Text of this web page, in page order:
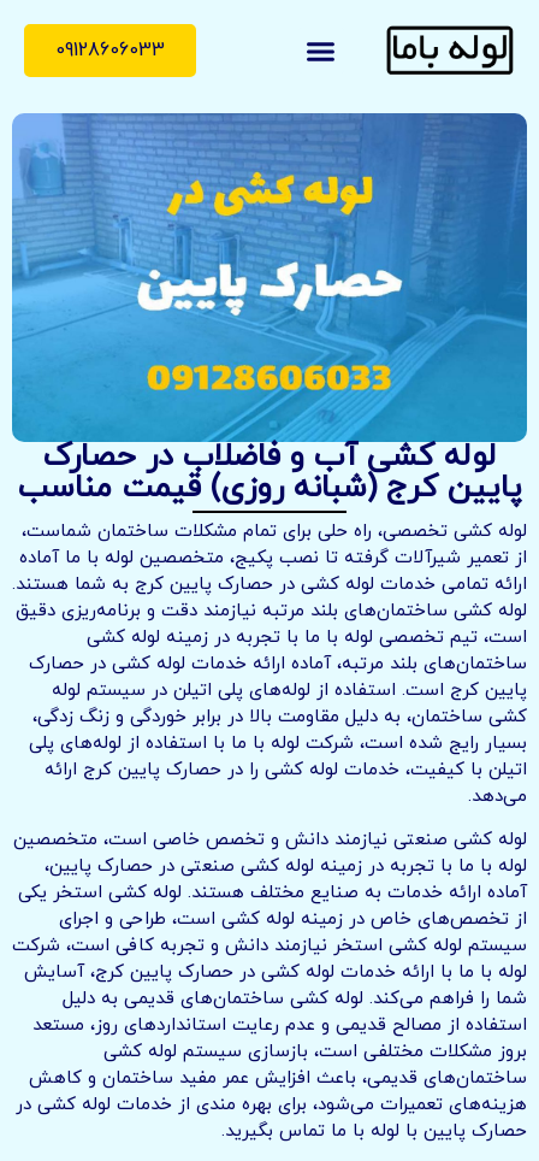
09128606033
لوله کشی آب و فاضلاب در حصارک
پایین کرج (شبانه روزی) قیمت مناسب
لوله کشی تخصصی، راه حلی برای تمام مشکلات ساختمان شماست،
از تعمیر شیرآلات گرفته تا نصب پکیج، متخصصین لوله با ما آماده
ارائه تمامی خدمات لوله کشی در حصارک پایین کرج به شما هستند.
لوله کشی ساختمان‌های بلند مرتبه نیازمند دقت و برنامه‌ریزی دقیق
است، تیم تخصصی لوله با ما با تجربه در زمینه لوله کشی
ساختمان‌های بلند مرتبه، آماده ارائه خدمات لوله کشی در حصارک
پایین کرج است. استفاده از لوله‌های پلی اتیلن در سیستم لوله
کشی ساختمان، به دلیل مقاومت بالا در برابر خوردگی و زنگ زدگی،
بسیار رایج شده است، شرکت لوله با ما با استفاده از لوله‌های پلی
اتیلن با کیفیت، خدمات لوله کشی را در حصارک پایین کرج ارائه
می‌دهد.
لوله کشی صنعتی نیازمند دانش و تخصص خاصی است، متخصصین
لوله با ما با تجربه در زمینه لوله کشی صنعتی در حصارک پایین،
آماده ارائه خدمات به صنایع مختلف هستند. لوله کشی استخر یکی
از تخصص‌های خاص در زمینه لوله کشی است، طراحی و اجرای
سیستم لوله کشی استخر نیازمند دانش و تجربه کافی است، شرکت
لوله با ما با ارائه خدمات لوله کشی در حصارک پایین کرج، آسایش
شما را فراهم می‌کند. لوله کشی ساختمان‌های قدیمی به دلیل
استفاده از مصالح قدیمی و عدم رعایت استانداردهای روز، مستعد
بروز مشکلات مختلفی است، بازسازی سیستم لوله کشی
ساختمان‌های قدیمی، باعث افزایش عمر مفید ساختمان و کاهش
هزینه‌های تعمیرات می‌شود، برای بهره مندی از خدمات لوله کشی در
حصارک پایین با لوله با ما تماس بگیرید.